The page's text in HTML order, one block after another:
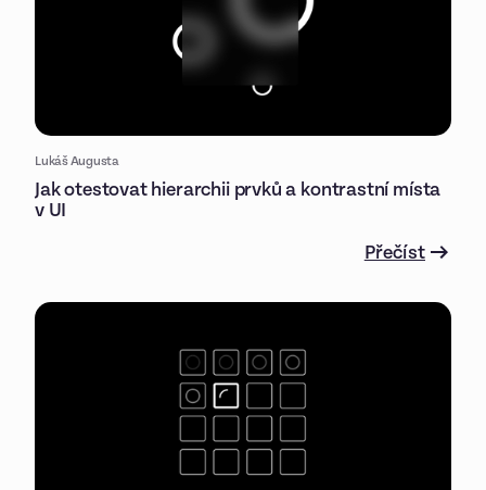
Lukáš Augusta
Jak otestovat hierarchii prvků a kontrastní místa
v UI
Přečíst